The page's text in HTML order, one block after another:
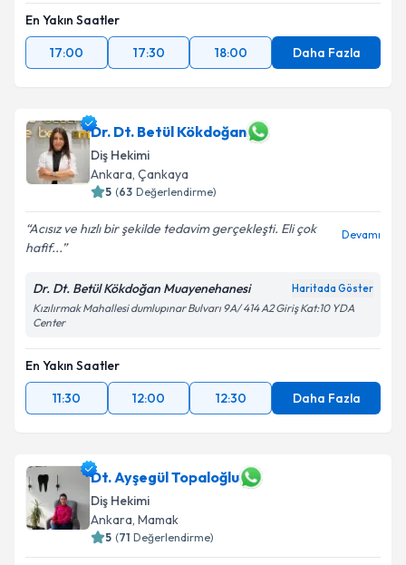
En Yakın Saatler
17:00
17:30 18:00 Daha Fazla
Dr. Dt. Betül Kökdoğan
Diş Hekimi
Ankara, Çankaya
5 (63 Değerlendirme)
Acısız ve hızlı bir şekilde tedavim gerçekleşti. Eli çok
hafif...
Devamı
Dr. Dt. Betül Kökdoğan Muayenehanesi Haritada Göster
Kızılırmak Mahallesi dumlupınar Bulvarı 9A/ 414 A2 Giriş Kat:10 YDA
Center
En Yakın Saatler
11:30
12:00 12:30 Daha Fazla
Dt. Ayşegül Topaloğlu
Diş Hekimi
Ankara, Mamak
5 (71 Değerlendirme)